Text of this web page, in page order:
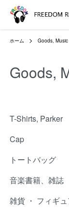
ホーム Goods, Music
Goods,
T-Shirts, Parker
Cap
トートバッグ
音楽書籍、雑誌
雑貨 ・ フィギ